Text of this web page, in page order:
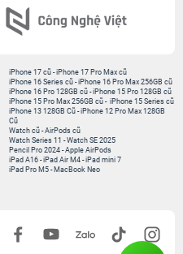
iPhone 17 cũ -iPhone 17 Pro Max cũ
iPhone 16 Series cũ - iPhone 16 Pro Max 256GB cũ
iPhone 16 Pro 128GB cũ -iPhone 15 Pro 128GB cũ
iPhone 15 Pro Max 256GB cũ - iPhone 15 Series cũ
iPhone 13 128GB Cũ -iPhone 12 Pro Max 128GB
Cũ
Watch cũ -AirPods cũ
Watch Series 11 -Watch SE 2025
Pencil Pro 2024 -Apple AirPods
iPad A16 -iPad Air M4 -iPad mini 7
iPad Pro M5 - MacBook Neo